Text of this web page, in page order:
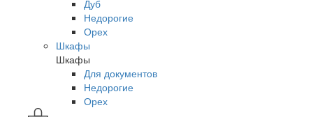
Дуб
Недорогие
Орех
Шкафы
Шкафы
Для документов
Недорогие
Орех